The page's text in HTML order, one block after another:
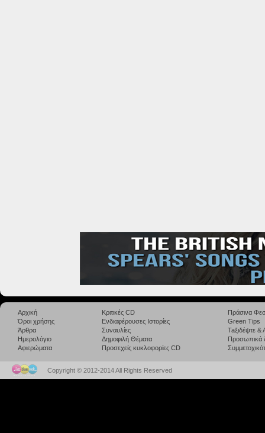
Αρχική
Όροι χρήσης
Άρθρα
Ημερολόγιο
Αφιερώματα
Κριτικές CD
Ενδιαφέρουσες Ιστορίες
Συναυλίες
Δημοφιλή Θέματα
Προσεχείς κυκλοφορίες CD
Πράσινα
Green Tips
Taξιδέψτε
Προσωπικά
Copyright © 2012-2014 All Rights Reserved